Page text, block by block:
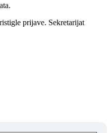
prijave. Sekretarijat